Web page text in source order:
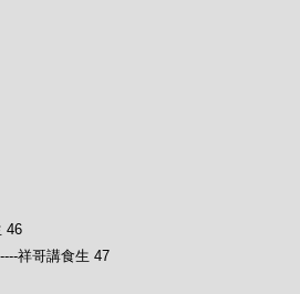
46
祥哥講食生 47